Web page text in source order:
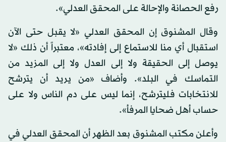
رفع الحصانة والإحالة على المحقق العدلي».
وقال المشنوق إن المحقق العدلي «لا يقبل حتى الآن
استقبال أي منا للاستماع إلى إفادته»، معتبراً أن ذلك «لا
يوصل إلى الحقيقة ولا إلى العدل ولا إلى المزيد من
التماسك في البلد». وأضاف «من يريد أن يترشح
للانتخابات فليترشح، إنما ليس على دم الناس ولا على
حساب أهل ضحايا المرفأ».
وأعلن مكتب المشنوق بعد الظهر أن المحقق العدلي في